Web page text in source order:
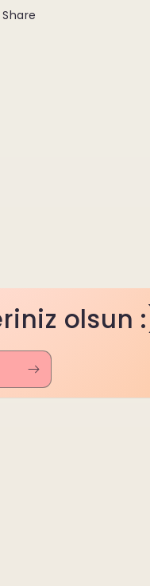
Share
olsun